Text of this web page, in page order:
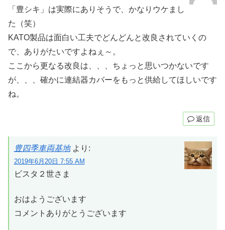
「豊シキ」は実際にありそうで、かなりウケまし
た（笑）
KATO製品は面白い工夫でどんどんと改良されていくの
で、ありがたいですよねぇ～。
ここから更なる改良は、、、ちょっと思いつかないです
が、、、確かに連結器カバーをもっと供給してほしいです
ね。
返信
豊四季車両基地 より:
2019年6月20日 7:55 AM
ビスタ２世さま
おはようございます
コメントありがとうございます